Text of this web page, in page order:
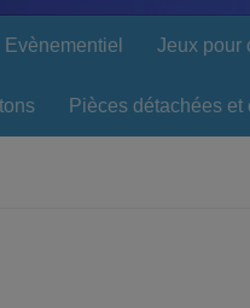
Evènementiel Jeux pour
Pièces détachées